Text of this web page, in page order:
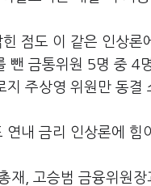
점도 이 같은 인상론
금통위원 5명 중 4
주상영 위원만 동결
내 금리 인상론에 힘
재, 고승범 금융위원